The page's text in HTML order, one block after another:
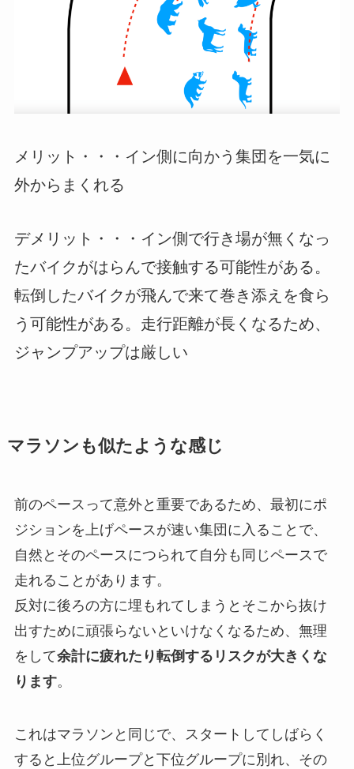
メリット ・・・イン側に向かう集団を一気に
外からまくれる
デメリット ・・・イン側で行き場が無くなっ
たバイクがはらんで接触する可能性がある。
転倒したバイクが飛んで来て巻き添えを食ら
う可能性がある。走行距離が長くなるため、
ジャンプアップは厳しい
マラソンも似たような感じ
前のペースって意外と重要であるため、最初にポ
ジションを上げペースが速い集団に入ることで、
自然とそのペースにつられて自分も同じペースで
走れることがあります。
反対に後ろの方に埋もれてしまうとそこから抜け
出すために頑張らないといけなくなるため、無理
をして余計に疲れたり転倒するリスクが大きくな
ります。
これはマラソンと同じで、スタートしてしばらく
すると上位グループと下位グループに別れ、その